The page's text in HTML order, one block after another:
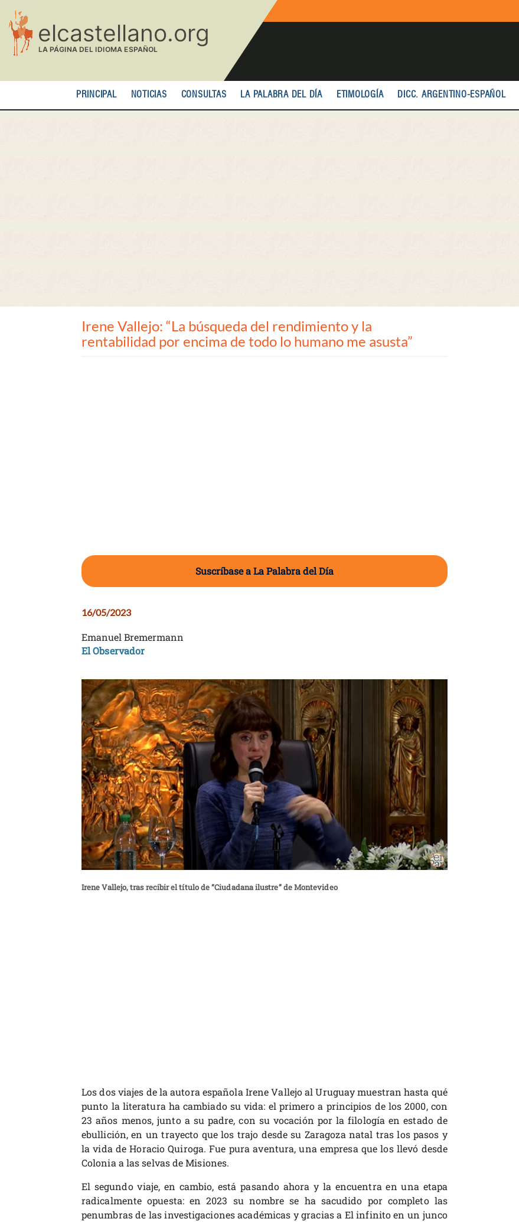
contenido
principal
PRINCIPAL NOTICIAS CONSULTAS LA PALABRA DEL DÍA ETIMOLOGÍA DICC. ARGENTINO-ESPAÑOL
Irene Vallejo: “La búsqueda del rendimiento y la
rentabilidad por encima de todo lo humano me asusta”
Suscríbase a La Palabra del Día
16/05/2023
Emanuel Bremermann
El Observador
Irene Vallejo, tras recibir el título de “Ciudadana ilustre” de Montevideo
Los dos viajes de la autora española Irene Vallejo al Uruguay muestran hasta qué
punto la literatura ha cambiado su vida: el primero a principios de los 2000, con
23 años menos, junto a su padre, con su vocación por la filología en estado de
ebullición, en un trayecto que los trajo desde su Zaragoza natal tras los pasos y
la vida de Horacio Quiroga. Fue pura aventura, una empresa que los llevó desde
Colonia a las selvas de Misiones.
El segundo viaje, en cambio, está pasando ahora y la encuentra en una etapa
radicalmente opuesta: en 2023 su nombre se ha sacudido por completo las
penumbras de las investigaciones académicas y gracias a El infinito en un junco